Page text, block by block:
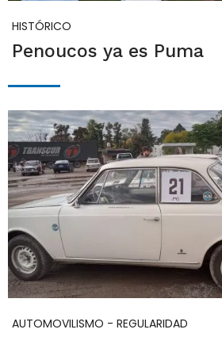
HISTÓRICO
Penoucos ya es Puma
AUTOMOVILISMO - REGULARIDAD